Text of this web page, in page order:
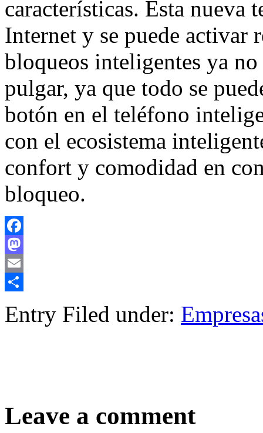
características. Esta nueva
Internet y se puede activar
bloqueos inteligentes ya
pulgar, ya que todo se
botón en el teléfono
con el ecosistema
confort y comodidad en
bloqueo.
Facebook
Mastodon
Email
Entry Filed under:
Leave a comment